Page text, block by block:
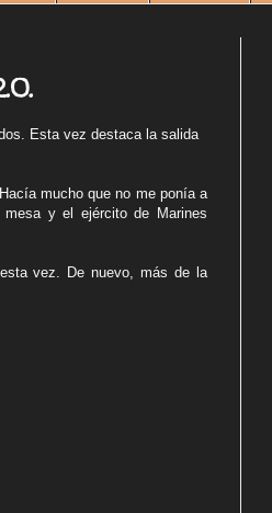
Esta vez destaca la salida
mucho que no me ponía a
y el ejército de Marines
vez. De nuevo, más de la